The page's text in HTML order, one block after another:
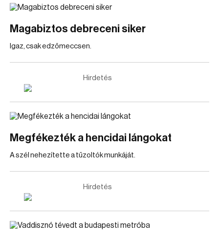
Magabiztos debreceni siker
Igaz, csak edzőmeccsen.
Hirdetés
Megfékezték a hencidai lángokat
A szél nehezítette a tűzoltók munkáját.
Hirdetés